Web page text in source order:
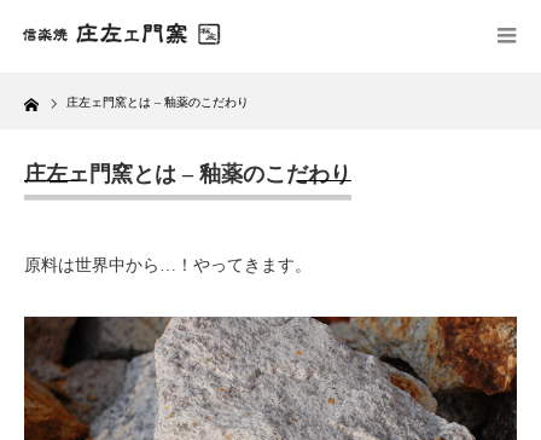
Home 庄左ェ門窯とは – 釉薬のこだわり
庄左ェ門窯とは – 釉薬のこだわり
原料は世界中から…！やってきます。